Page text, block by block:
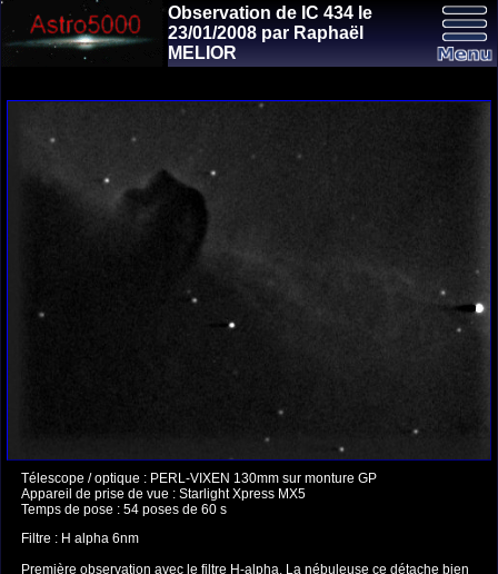
Observation de IC 434 le
23/01/2008 par Raphaël
MELIOR
Télescope / optique : PERL-VIXEN 130mm sur monture GP
Appareil de prise de vue : Starlight Xpress MX5
Temps de pose : 54 poses de 60 s
Filtre : H alpha 6nm
Première observation avec le filtre H-alpha. La nébuleuse ce détache bien